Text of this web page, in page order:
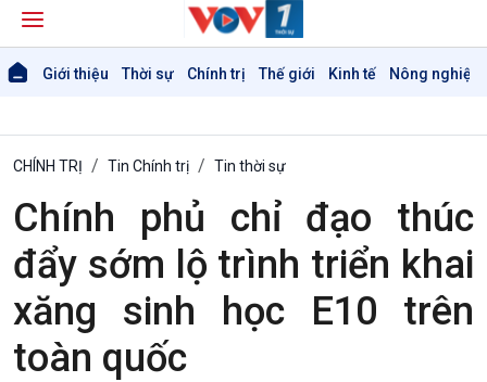
Giới thiệu Thời sự Chính trị Thế giới Kinh tế Nông nghiệp
CHÍNH TRỊ Tin Chính trị Tin thời sự
Chính phủ chỉ đạo thúc
đẩy sớm lộ trình triển khai
xăng sinh học E10 trên
toàn quốc